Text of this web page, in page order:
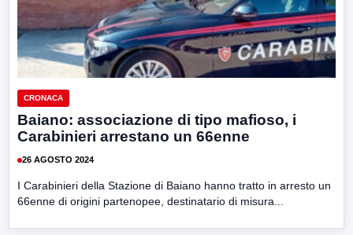
CRONACA
Baiano: associazione di tipo mafioso, i
Carabinieri arrestano un 66enne
26 AGOSTO 2024
I Carabinieri della Stazione di Baiano hanno tratto in arresto un
66enne di origini partenopee, destinatario di misura...